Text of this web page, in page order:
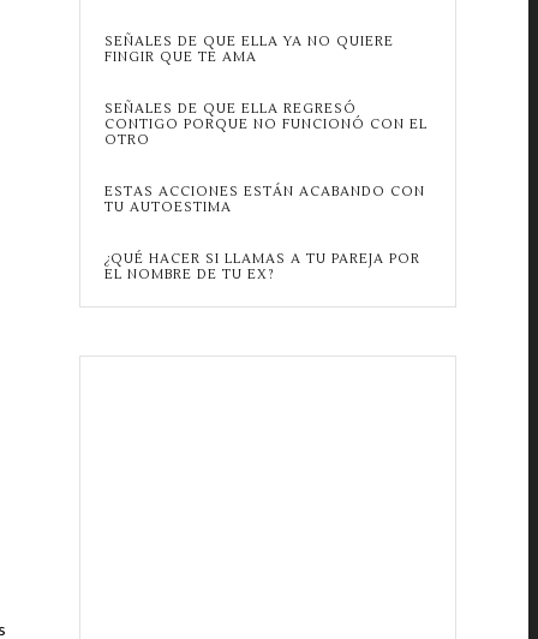
SEÑALES DE QUE ELLA YA NO QUIERE
FINGIR QUE TE AMA
SEÑALES DE QUE ELLA REGRESÓ
CONTIGO PORQUE NO FUNCIONÓ CON EL
OTRO
ESTAS ACCIONES ESTÁN ACABANDO CON
TU AUTOESTIMA
¿QUÉ HACER SI LLAMAS A TU PAREJA POR
EL NOMBRE DE TU EX?